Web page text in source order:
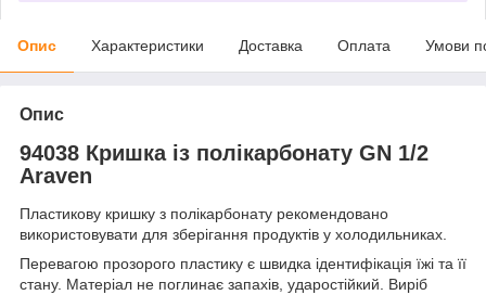
Опис Характеристики Доставка Оплата Умови
Опис
94038 Кришка із полікарбонату GN 1/2
Araven
Пластикову кришку з полікарбонату рекомендовано
використовувати для зберігання продуктів у холодильниках.
Перевагою прозорого пластику є швидка ідентифікація їжі та її
стану. Матеріал не поглинає запахів, ударостійкий. Виріб